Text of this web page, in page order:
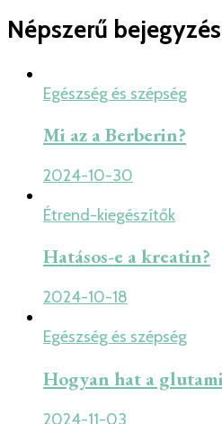
Népszerű
Egészség és szépség
Mi az a Berberin?
2024-10-30
Étrend-kiegészítők
Hatásos-e a kreatin?
2024-10-18
Egészség és szépség
Hogyan hat a
2024-11-03